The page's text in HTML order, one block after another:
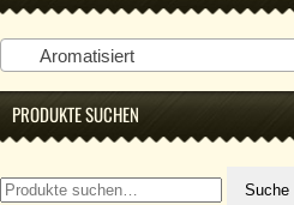
Aromatisiert
PRODUKTE SUCHEN
Suche
nach:
Suche